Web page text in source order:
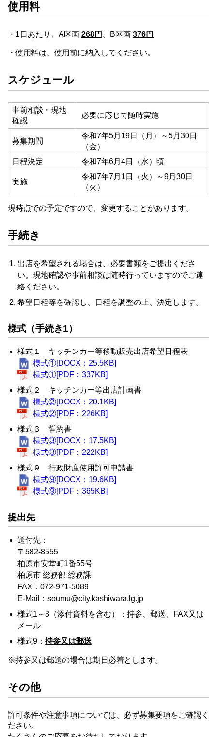
使用料
・1日あたり、A区画 268円 、B区画 376円
・使用料は、使用前に納入してください。
スケジュール
事前相談・現地
確認
必要に応じて随時実施
募集期間
令和7年5月19日（月）～5月30日
（金）
日程決定
令和7年6月4日（水）頃
実施
令和7年7月1日（火）～9月30日
（火）
現時点での予定ですので、変更することがあります。
手続き
出店を希望される場合は、必要書類をご提出くださ
い。現地確認や事前相談は随時行っていますのでご連
絡ください。
希望日程等を確認し、日程を調整の上、決定します。
様式（手続き1）
様式１ キッチンカー等移動販売出店希望日程表
様式①[DOCX：25.5KB]
様式①[PDF：337KB]
様式２ キッチンカー等出店計画書
様式②[DOCX：20.1KB]
様式②[PDF：226KB]
様式３ 誓約書
様式③[DOCX：17.5KB]
様式③[PDF：222KB]
様式９ 行政財産使用許可申請書
様式⑨[DOCX：19.6KB]
様式⑨[PDF：365KB]
提出先
送付先：
〒582-8555
柏原市安堂町1番55号
柏原市 総務部 総務課
FAX：072-971-5089
E-Mail：soumu@city.kashiwara.lg.jp
様式1～3（添付資料を含む）：持参、郵送、FAX又は
メール
様式9： 持参又は郵送
※持参又は郵送の場合は期日必着とします。
その他
許可条件や注意事項については、必ず募集要項をご確認く
ださい。